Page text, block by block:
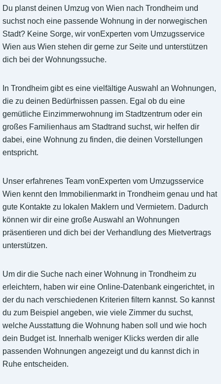
Du planst deinen Umzug von Wien nach Trondheim und
suchst noch eine passende Wohnung in der norwegischen
Stadt? Keine Sorge, wir vonExperten vom Umzugsservice
Wien aus Wien stehen dir gerne zur Seite und unterstützen
dich bei der Wohnungssuche.
In Trondheim gibt es eine vielfältige Auswahl an Wohnungen,
die zu deinen Bedürfnissen passen. Egal ob du eine
gemütliche Einzimmerwohnung im Stadtzentrum oder ein
großes Familienhaus am Stadtrand suchst, wir helfen dir
dabei, eine Wohnung zu finden, die deinen Vorstellungen
entspricht.
Unser erfahrenes Team vonExperten vom Umzugsservice
Wien kennt den Immobilienmarkt in Trondheim genau und hat
gute Kontakte zu lokalen Maklern und Vermietern. Dadurch
können wir dir eine große Auswahl an Wohnungen
präsentieren und dich bei der Verhandlung des Mietvertrags
unterstützen.
Um dir die Suche nach einer Wohnung in Trondheim zu
erleichtern, haben wir eine Online-Datenbank eingerichtet, in
der du nach verschiedenen Kriterien filtern kannst. So kannst
du zum Beispiel angeben, wie viele Zimmer du suchst,
welche Ausstattung die Wohnung haben soll und wie hoch
dein Budget ist. Innerhalb weniger Klicks werden dir alle
passenden Wohnungen angezeigt und du kannst dich in
Ruhe entscheiden.